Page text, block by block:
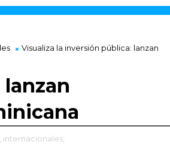
Visualiza la inversión pública: lanzan
internacionales,